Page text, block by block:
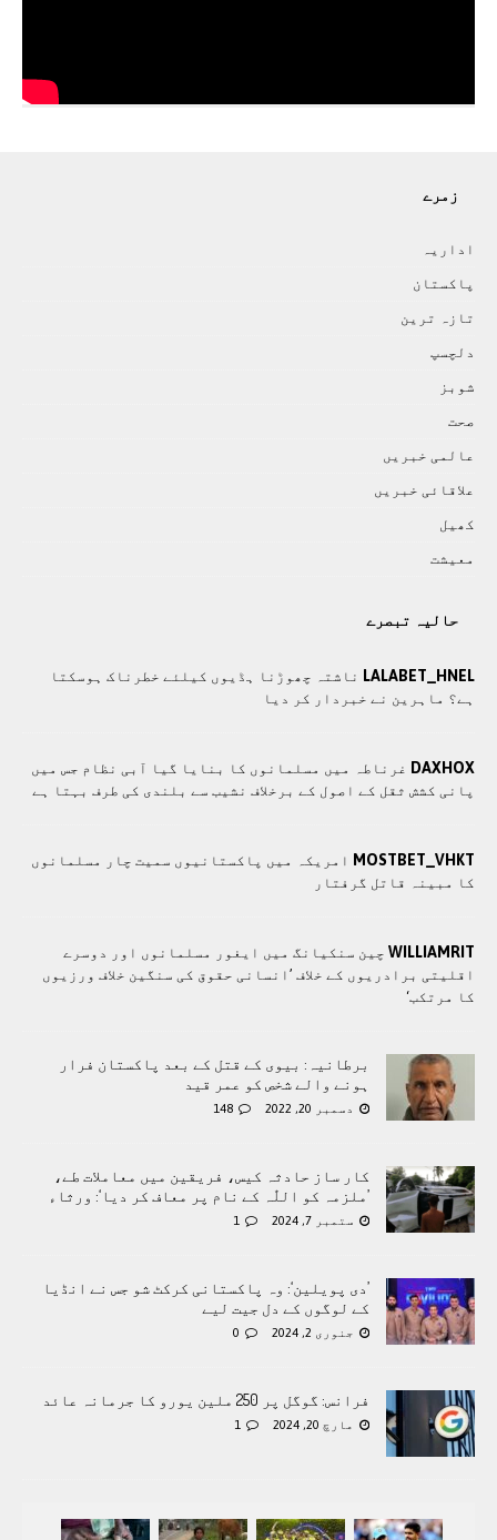
زمرے
اداريہ
پاکستان
تازہ ترين
دلچسپ
شوبز
صحت
عالمی خبريں
علاقائی خبريں
کھيل
معيشت
حالیہ تبصرے
LALABET_HNEL ناشتہ چھوڑنا ہڈیوں کیلئے خطرناک ہوسکتا
ہے؟ ماہرین نے خبردار کر دیا
DAXHOX غرناطہ میں مسلمانوں کا بنایا گیا آبی نظام جس میں
پانی کشش ثقل کے اصول کے برخلاف نشیب سے بلندی کی طرف بہتا ہے
MOSTBET_VHKT امریکہ میں پاکستانیوں سمیت چار مسلمانوں
کا مبینہ قاتل گرفتار
WILLIAMRIT چین سنکیانگ میں ایغور مسلمانوں اور دوسرے
اقلیتی برادريوں کے خلاف ’انسانی حقوق کی سنگین خلاف ورزیوں
کا مرتکب‘
برطانیہ: بیوی کے قتل کے بعد پاکستان فرار
ہونے والے شخص کو عمر قید
دسمبر 20, 2022 148
کار ساز حادثہ کیس، فریقین میں معاملات طے،
’ملزمہ کو اللّٰہ کے نام پر معاف کر دیا‘: ورثاء
ستمبر 7, 2024 1
’دی پویلین‘: وہ پاکستانی کرکٹ شو جس نے انڈیا
کے لوگوں کے دل جیت لیے
جنوری 2, 2024 0
فرانس: گوگل پر 250 ملین یورو کا جرمانہ عائد
مارچ 20, 2024 1